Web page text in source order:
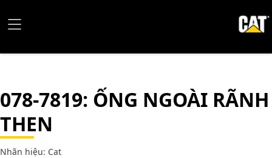
078-7819: ỐNG NGOÀI RÃNH
THEN
Nhãn hiệu: Cat